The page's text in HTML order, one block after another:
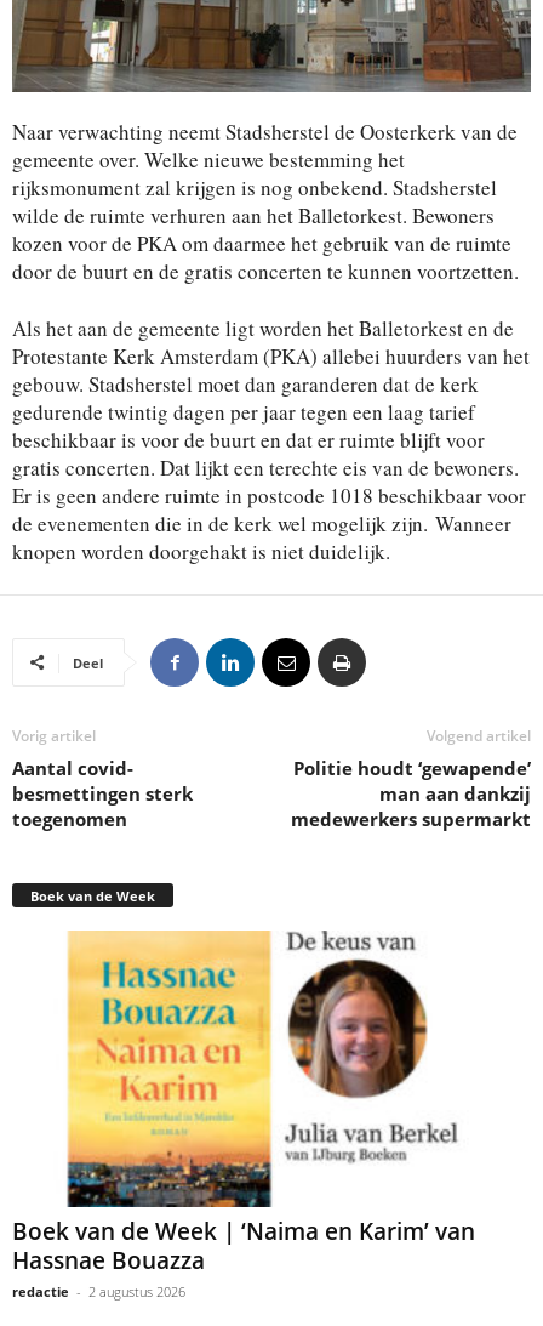
Naar verwachting neemt Stadsherstel de Oosterkerk van de
gemeente over. Welke nieuwe bestemming het
rijksmonument zal krijgen is nog onbekend. Stadsherstel
wilde de ruimte verhuren aan het Balletorkest. Bewoners
kozen voor de PKA om daarmee het gebruik van de ruimte
door de buurt en de gratis concerten te kunnen voortzetten.
Als het aan de gemeente ligt worden het Balletorkest en de
Protestante Kerk Amsterdam (PKA) allebei huurders van het
gebouw. Stadsherstel moet dan garanderen dat de kerk
gedurende twintig dagen per jaar tegen een laag tarief
beschikbaar is voor de buurt en dater ruimte blijft voor
gratis concerten. Dat lijkt een terechte eis van de bewoners.
Er is geen andere ruimte in postcode 1018 beschikbaar voor
de evenementen die in de kerk wel mogelijk zijn. Wanneer
knopen worden doorgehakt is niet duidelijk.
Deel
Vorig artikel
Aantal covid-
besmettingen sterk
toegenomen
Volgend artikel
Politie houdt ‘gewapende’
man aan dankzij
medewerkers supermarkt
Boek van de Week
Boek van de Week | ‘Naima en Karim’ van
Hassnae Bouazza
redactie - 2 augustus 2026